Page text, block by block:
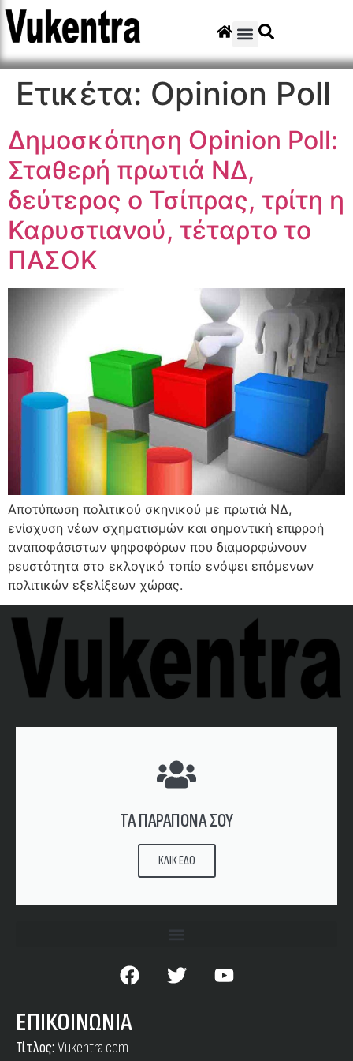
Ετικέτα: Opinion Poll
Δημοσκόπηση Opinion Poll:
Σταθερή πρωτιά ΝΔ,
δεύτερος ο Τσίπρας, τρίτη η
Καρυστιανού, τέταρτο το
ΠΑΣΟΚ
Αποτύπωση πολιτικού σκηνικού με πρωτιά ΝΔ,
ενίσχυση νέων σχηματισμών και σημαντική επιρροή
αναποφάσιστων ψηφοφόρων που διαμορφώνουν
ρευστότητα στο εκλογικό τοπίο ενόψει επόμενων
πολιτικών εξελίξεων χώρας.
ΤΑ ΠΑΡΑΠΟΝΑ ΣΟΥ
ΚΛΙΚ ΕΔΩ
ΕΠΙΚΟΙΝΩΝΙΑ
Τίτλος: Vukentra.com